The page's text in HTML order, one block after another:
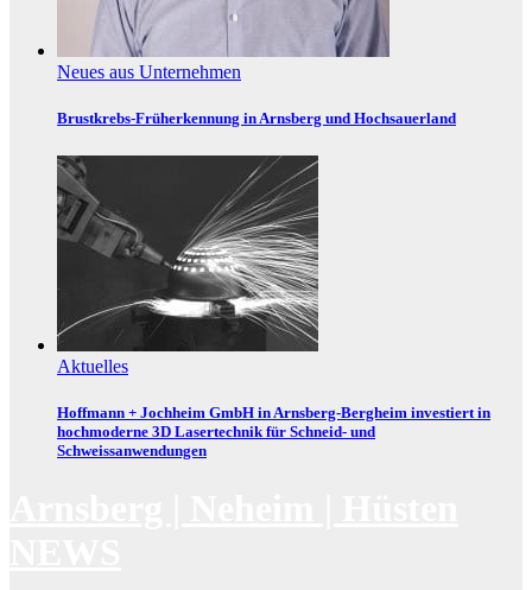
Neues aus Unternehmen
Brustkrebs-Früherkennung in Arnsberg und Hochsauerland
Aktuelles
Hoffmann + Jochheim GmbH in Arnsberg-Bergheim investiert in
hochmoderne 3D Lasertechnik für Schneid- und
Schweissanwendungen